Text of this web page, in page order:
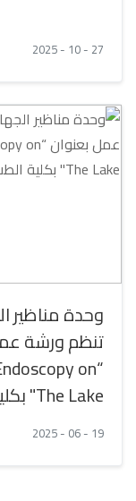
27 - 10 - 2025
وحدة مناظير
تنظم ورشة
on
The Lake" بكلية الطب البشري
19 - 06 - 2025